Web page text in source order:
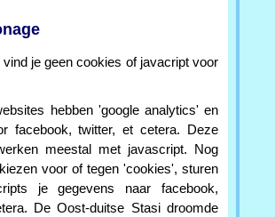
je geen cookies of javacript voor
hebben 'google analytics' en
facebook, twitter, et cetera. Deze
meestal met javascript. Nog
voor of tegen 'cookies', sturen
je gegevens naar facebook,
De Oost-duitse Stasi droomde